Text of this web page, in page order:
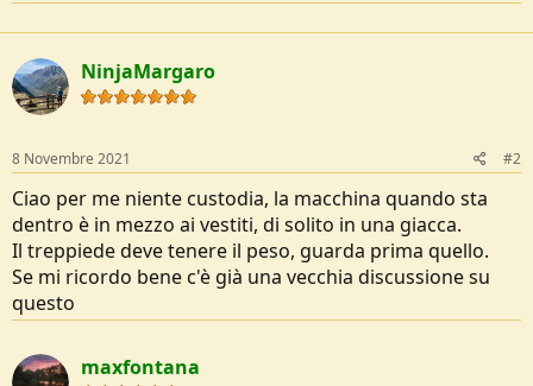
NinjaMargaro
8 Novembre 2021 #2
Ciao per me niente custodia, la macchina quando sta
dentro è in mezzo ai vestiti, di solito in una giacca.
Il treppiede deve tenere il peso, guarda prima quello.
Se mi ricordo bene c'è già una vecchia discussione su
questo
maxfontana